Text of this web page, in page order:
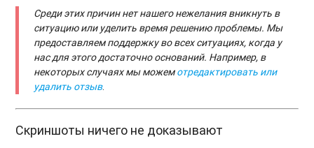
Среди этих причин нет нашего нежелания вникнуть в
ситуацию или уделить время решению проблемы. Мы
предоставляем поддержку во всех ситуациях, когда у
нас для этого достаточно оснований. Например, в
некоторых случаях мы можемотредактировать или
удалить отзыв.
Скриншоты ничего не доказывают